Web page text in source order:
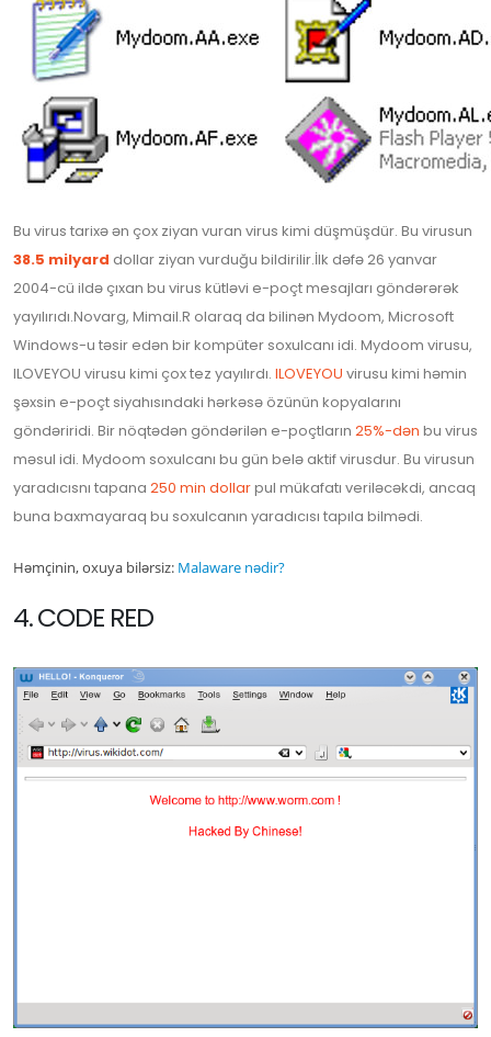
Bu virus tarixə ən çox ziyan vuran virus kimi düşmüşdür. Bu virusun
38.5 milyard dollar ziyan vurduğu bildirilir.İlk dəfə 26 yanvar
2004-cü ildə çıxan bu virus kütləvi e-poçt mesajları göndərərək
yayılırıdı.Novarg, Mimail.R olaraq da bilinən Mydoom, Microsoft
Windows-u təsir edən bir kompüter soxulcanı idi. Mydoom virusu,
ILOVEYOU virusu kimi çox tez yayılırdı. ILOVEYOU virusu kimi həmin
şəxsin e-poçt siyahısındaki hərkəsə özünün kopyalarını
göndəriridi. Bir nöqtədən göndərilən e-poçtların 25%-dən bu virus
məsul idi. Mydoom soxulcanı bu gün belə aktif virusdur. Bu virusun
yaradıcısnı tapana 250 min dollarpul mükafatı veriləcəkdi, ancaq
buna baxmayaraq bu soxulcanın yaradıcısı tapıla bilmədi.
Həmçinin, oxuya bilərsiz: Malaware nədir?
4. CODE RED